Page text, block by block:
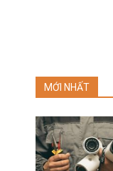
MỚI NHẤT